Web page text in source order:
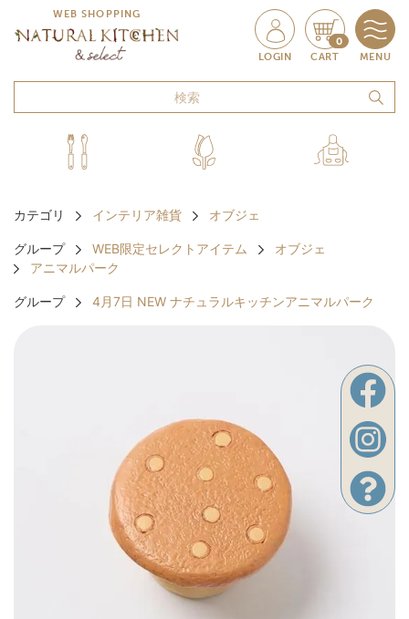
WEB SHOPPING
LOGIN
0
CART MENU
カテゴリ インテリア雑貨 オブジェ
グループ WEB限定セレクトアイテム
オブジェ
アニマルパーク
グループ 4月7日 NEW ナチュラルキッチンアニマルパーク